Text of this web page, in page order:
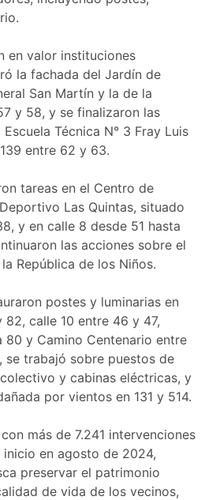
en valor instituciones
la fachada del Jardín de
San Martín y la de la
y 58, y se finalizaron las
Técnica N° 3 Fray Luis
entre 62 y 63.
tareas en el Centro de
Las Quintas, situado
y en calle 8 desde 51 hasta
las acciones sobre el
República de los Niños.
postes y luminarias en
82, calle 10 entre 46 y 47,
80 y Camino Centenario entre
se trabajó sobre puestos de
y cabinas eléctricas, y
por vientos en 131 y 514.
más de 7.241 intervenciones
inicio en agosto de 2024,
preservar el patrimonio
de vida de los vecinos,